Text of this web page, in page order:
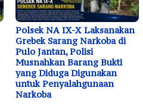
Polsek NA IX-X Laksanakan
Grebek Sarang Narkoba di
Pulo Jantan, Polisi
Musnahkan Barang Bukti
yang Diduga Digunakan
untuk Penyalahgunaan
Narkoba